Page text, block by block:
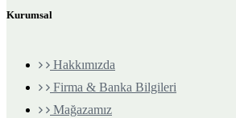
Kurumsal
Hakkımızda
Firma & Banka Bilgileri
Mağazamız